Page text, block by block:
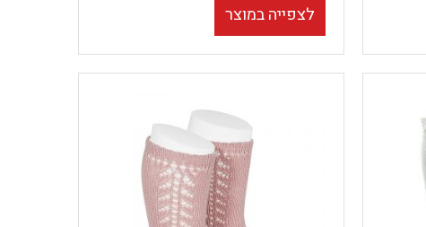
לצפייה במוצר